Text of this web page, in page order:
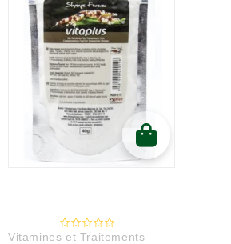
Vitamines et Traitements